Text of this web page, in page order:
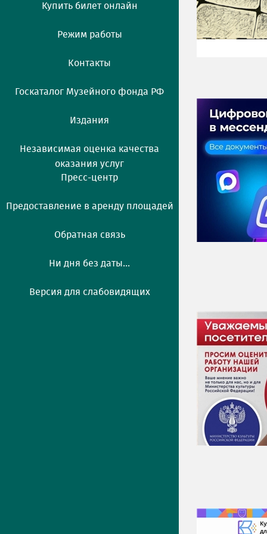
Купить билет онлайн
Режим работы
Контакты
Госкаталог Музейного фонда РФ
Издания
Независимая оценка качества
оказания услуг
Пресс-центр
Предоставление в аренду площадей
Обратная связь
Ни дня без даты...
Версия для слабовидящих